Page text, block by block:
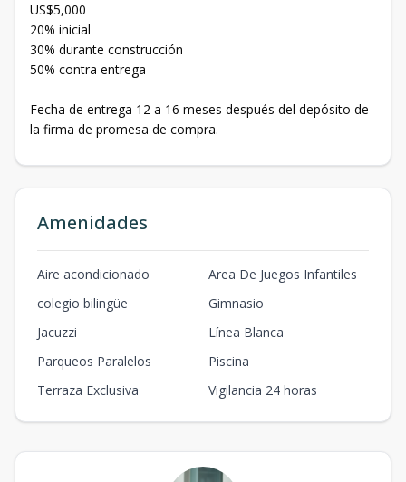
US$5,000
20% inicial
30% durante construcción
50% contra entrega
Fecha de entrega 12 a 16 meses después del depósito de
la firma de promesa de compra.
Amenidades
Aire acondicionado
Area De Juegos Infantiles
colegio bilingüe
Gimnasio
Jacuzzi
Línea Blanca
Parqueos Paralelos
Piscina
Terraza Exclusiva
Vigilancia 24 horas